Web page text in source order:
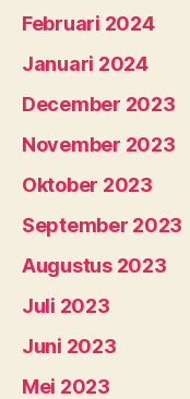
Februari 2024
Januari 2024
December 2023
November 2023
Oktober 2023
September 2023
Augustus 2023
Juli 2023
Juni 2023
Mei 2023